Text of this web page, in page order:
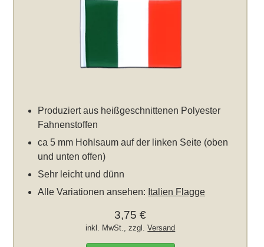
Produziert aus heißgeschnittenen Polyester
Fahnenstoffen
ca 5 mm Hohlsaum auf der linken Seite (oben
und unten offen)
Sehr leicht und dünn
Alle Variationen ansehen: Italien Flagge
3,75 €
inkl. MwSt., zzgl.Versand